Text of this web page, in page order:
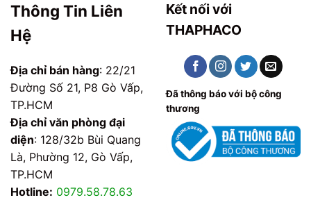
Thông Tin Liên
Hệ
Địa chỉ bán hàng: 22/21
Đường Số 21, P8 Gò Vấp,
TP.HCM
Địa chỉ văn phòng đại
diện: 128/32b Bùi Quang
Là, Phường 12, Gò Vấp,
TP.HCM
Hotline: 0979.58.78.63
Kết nối với
THAPHACO
Đã thông báo với bộ công
thương